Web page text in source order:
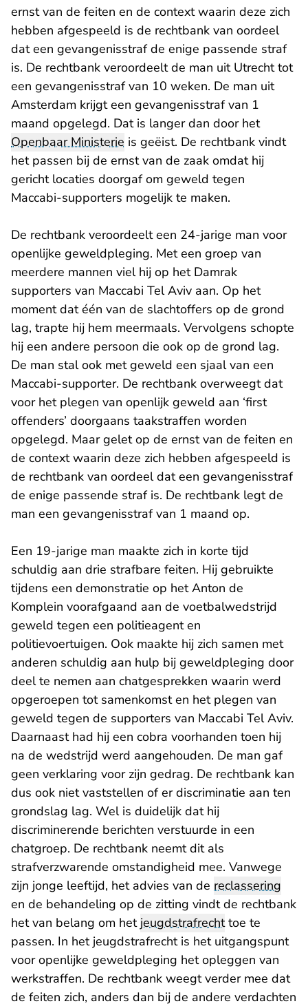
ernst van de feiten en de context waarin deze zich
hebben afgespeeld is de rechtbank van oordeel
dat een gevangenisstraf de enige passende straf
is. De rechtbank veroordeelt de man uit Utrecht tot
een gevangenisstraf van 10 weken. De man uit
Amsterdam krijgt een gevangenisstraf van 1
maand opgelegd. Dat is langer dan door het
Openbaar Ministerie is geëist. De rechtbank vindt
het passen bij de ernst van de zaak omdat hij
gericht locaties doorgaf om geweld tegen
Maccabi-supporters mogelijk te maken.
De rechtbank veroordeelt een 24-jarige man voor
openlijke geweldpleging. Met een groep van
meerdere mannen viel hij op het Damrak
supporters van Maccabi Tel Aviv aan. Op het
moment dat één van de slachtoffers op de grond
lag, trapte hij hem meermaals. Vervolgens schopte
hij een andere persoon die ook op de grond lag.
De man stal ook met geweld een sjaal van een
Maccabi-supporter. De rechtbank overweegt dat
voor het plegen van openlijk geweld aan ‘first
offenders’ doorgaans taakstraffen worden
opgelegd. Maar gelet op de ernst van de feiten en
de context waarin deze zich hebben afgespeeld is
de rechtbank van oordeel dat een gevangenisstraf
de enige passende straf is. De rechtbank legt de
man een gevangenisstraf van 1 maand op.
Een 19-jarige man maakte zich in korte tijd
schuldig aan drie strafbare feiten. Hij gebruikte
tijdens een demonstratie op het Anton de
Komplein voorafgaand aan de voetbalwedstrijd
geweld tegen een politieagent en
politievoertuigen. Ook maakte hij zich samen met
anderen schuldig aan hulp bij geweldpleging door
deel te nemen aan chatgesprekken waarin werd
opgeroepen tot samenkomst en het plegen van
geweld tegen de supporters van Maccabi Tel Aviv.
Daarnaast had hij een cobra voorhanden toen hij
na de wedstrijd werd aangehouden. De man gaf
geen verklaring voor zijn gedrag. De rechtbank kan
dus ook niet vaststellen of er discriminatie aan ten
grondslag lag. Wel is duidelijk dat hij
discriminerende berichten verstuurde in een
chatgroep. De rechtbank neemt dit als
strafverzwarende omstandigheid mee. Vanwege
zijn jonge leeftijd, het advies van de reclassering
en de behandeling op de zitting vindt de rechtbank
het van belang om het jeugdstrafrechttoe te
passen. In het jeugdstrafrecht is het uitgangspunt
voor openlijke geweldpleging het opleggen van
werkstraffen. De rechtbank weegt verder mee dat
de feiten zich, anders dan bij de andere verdachten